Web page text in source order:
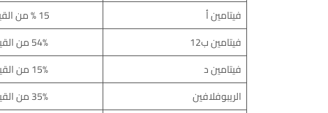
فيتامين أ
15 % من القيمة اليومية
فيتامين ب12
54% من القيمة اليومية
فيتامين د
15% من القيمة اليومية
الريبوفلافين
35% من القيمة اليومية